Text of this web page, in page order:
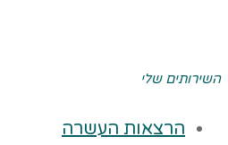
השירותים שלי
הרצאות העשרה